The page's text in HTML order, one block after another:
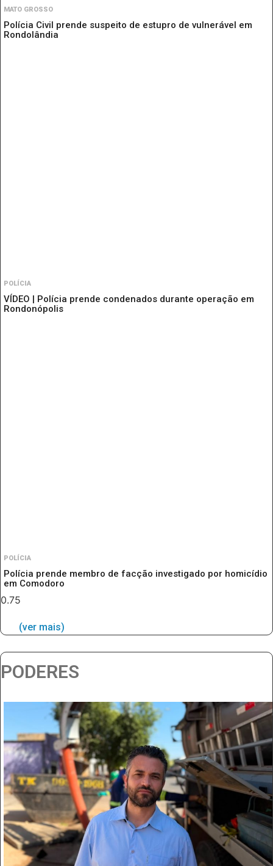
MATO GROSSO
Polícia Civil prende suspeito de estupro de vulnerável em
Rondolândia
POLÍCIA
VÍDEO | Polícia prende condenados durante operação em
Rondonópolis
POLÍCIA
Polícia prende membro de facção investigado por homicídio
em Comodoro
(ver mais)
PODERES